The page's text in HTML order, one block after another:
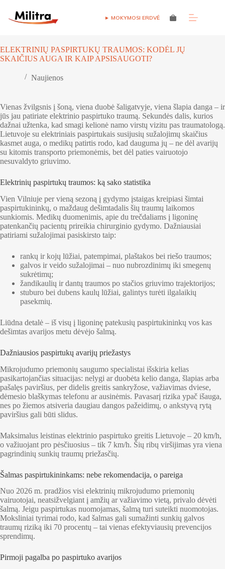
content
► MOKYMOSI ERDVĖ
Shopping
ELEKTRINIŲ PASPIRTUKŲ TRAUMOS: KODĖL JŲ
SKAIČIUS AUGA IR KAIP APSISAUGOTI?
Naujienos
Vienas žvilgsnis į šoną, viena duobė šaligatvyje, viena šlapia danga – ir
jūs jau patiriate elektrinio paspirtuko traumą. Sekundės dalis, kurios
dažnai užtenka, kad smagi kelionė namo virstų vizitu pas traumatologą.
Lietuvoje su elektriniais paspirtukais susijusių sužalojimų skaičius
kasmet auga, o medikų patirtis rodo, kad dauguma jų – ne dėl avarijų
su kitomis transporto priemonėmis, bet dėl paties vairuotojo
nesuvaldyto griuvimo.
Elektrinių paspirtukų traumos: ką sako statistika
Vien Vilniuje per vieną sezoną į gydymo įstaigas kreipiasi šimtai
paspirtukininkų, o maždaug dešimtadalis šių traumų laikomos
sunkiomis. Medikų duomenimis, apie du trečdaliams į ligoninę
patenkančių pacientų prireikia chirurginio gydymo. Dažniausiai
patiriami sužalojimai pasiskirsto taip:
rankų ir kojų lūžiai, patempimai, plaštakos bei riešo traumos;
galvos ir veido sužalojimai – nuo nubrozdinimų iki smegenų
sukrėtimų;
žandikaulių ir dantų traumos po stačios griuvimo trajektorijos;
stuburo bei dubens kaulų lūžiai, galintys turėti ilgalaikių
pasekmių.
Liūdna detalė – iš visų į ligoninę patekusių paspirtukininkų vos kas
dešimtas avarijos metu dėvėjo šalmą.
Dažniausios paspirtukų avarijų priežastys
Mikrojudumo priemonių saugumo specialistai išskiria kelias
pasikartojančias situacijas: nelygi ar duobėta kelio danga, šlapias arba
pašalęs paviršius, per didelis greitis sankryžose, važiavimas dviese,
dėmesio blaškymas telefonu ar ausinėmis. Pavasarį rizika ypač išauga,
nes po žiemos atsiveria daugiau dangos pažeidimų, o ankstyvą rytą
paviršius gali būti slidus.
Maksimalus leistinas elektrinio paspirtuko greitis Lietuvoje – 20 km/h,
o važiuojant pro pėsčiuosius – tik 7 km/h. Šių ribų viršijimas yra viena
pagrindinių sunkių traumų priežasčių.
Šalmas paspirtukininkams: nebe rekomendacija, o pareiga
Nuo 2026 m. pradžios visi elektrinių mikrojudumo priemonių
vairuotojai, neatsižvelgiant į amžių ar važiavimo vietą, privalo dėvėti
šalmą. Jeigu paspirtukas nuomojamas, šalmą turi suteikti nuomotojas.
Moksliniai tyrimai rodo, kad šalmas gali sumažinti sunkių galvos
traumų riziką iki 70 procentų – tai vienas efektyviausių prevencijos
sprendimų.
Pirmoji pagalba po paspirtuko avarijos